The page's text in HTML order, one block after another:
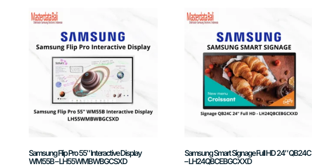
Samsung Flip Pro 55″ Interactive Display
WM55B – LH55WMBWBGCSXD
Samsung Smart Signage Full HD 24″ QB24C
– LH24QBCEBGCXXD